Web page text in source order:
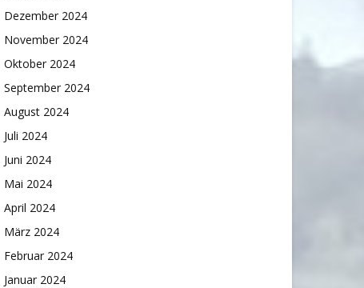
Dezember 2024
November 2024
Oktober 2024
September 2024
August 2024
Juli 2024
Juni 2024
Mai 2024
April 2024
März 2024
Februar 2024
Januar 2024